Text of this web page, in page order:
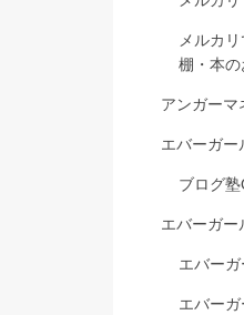
メルカ
棚・本の
アンガーマ
エバーガー
ブログ
エバーガ
エバー
エバー